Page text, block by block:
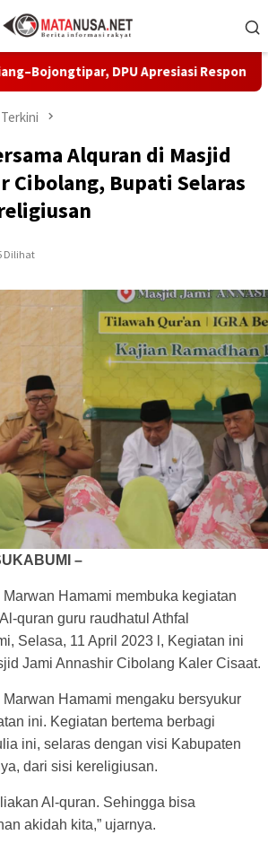
DPU Apresiasi Respons Penyedia
Alquran di Masjid
Cibolang, Bupati Selaras
Dilihat
–
Hamami membuka kegiatan
quran guru raudhatul Athfal
Selasa, 11 April 2023 l, Kegiatan ini
Jami Annashir Cibolang Kaler Cisaat.
Hamami mengaku bersyukur
ini. Kegiatan bertema berbagi
ini, selaras dengan visi Kabupaten
dari sisi kereligiusan.
Al-quran. Sehingga bisa
akidah kita,” ujarnya.